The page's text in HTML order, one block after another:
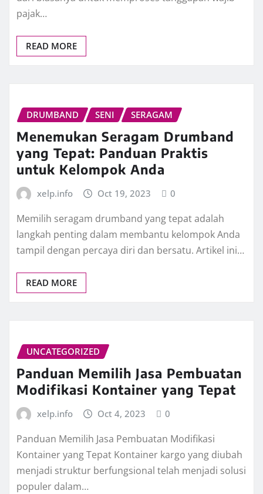
pajak…
READ MORE
DRUMBAND SENI SERAGAM
Menemukan Seragam Drumband
yang Tepat: Panduan Praktis
untuk Kelompok Anda
xelp.info Oct 19, 2023 0
Memilih seragam drumband yang tepat adalah
langkah penting dalam membantu kelompok Anda
tampil dengan percaya diri dan bersatu. Artikel ini…
READ MORE
UNCATEGORIZED
Panduan Memilih Jasa Pembuatan
Modifikasi Kontainer yang Tepat
xelp.info Oct 4, 2023 0
Panduan Memilih Jasa Pembuatan Modifikasi
Kontainer yang Tepat Kontainer kargo yang diubah
menjadi struktur berfungsional telah menjadi solusi
populer dalam…